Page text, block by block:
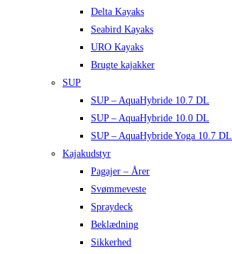
Delta Kayaks
Seabird Kayaks
URO Kayaks
Brugte kajakker
SUP
SUP – AquaHybride 10.7 DL
SUP – AquaHybride 10.0 DL
SUP – AquaHybride Yoga 10.7 DL
Kajakudstyr
Pagajer – Årer
Svømmeveste
Spraydeck
Beklædning
Sikkerhed